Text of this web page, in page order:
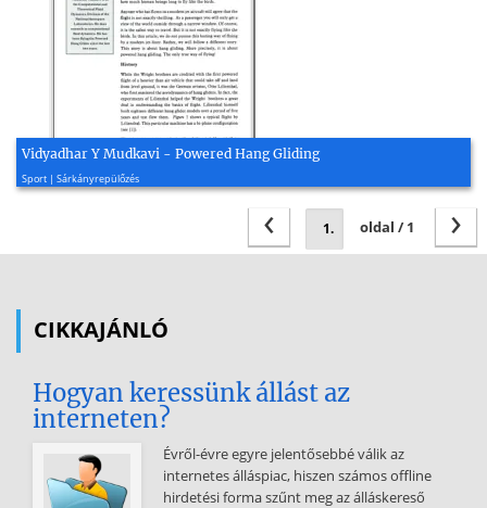
Vidyadhar Y Mudkavi - Powered Hang Gliding
Sport | Sárkányrepülőzés
2015, 11 oldal
›
oldal / 1
‹
CIKKAJÁNLÓ
Hogyan keressünk állást az
interneten?
Évről-évre egyre jelentősebbé válik az
internetes álláspiac, hiszen számos offline
hirdetési forma szűnt meg az álláskereső